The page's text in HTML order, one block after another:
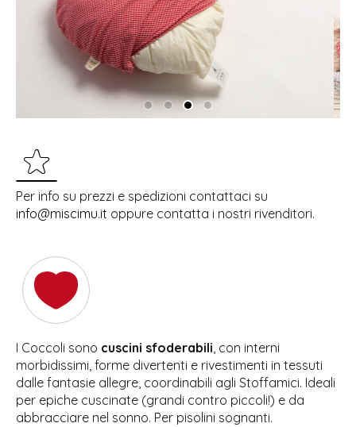
Per info su prezzi e spedizioni contattaci su
info@miscimu.it oppure contatta i nostri rivenditori.
I Coccoli sono cuscini sfoderabili, con interni
morbidissimi, forme divertenti e rivestimenti in tessuti
dalle fantasie allegre, coordinabili agli Stoffamici. Ideali
per epiche cuscinate (grandi contro piccoli!) e da
abbracciare nel sonno. Per pisolini sognanti.